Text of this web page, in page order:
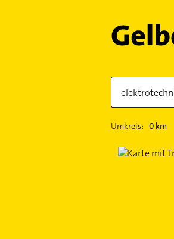
Umkreis: 0km